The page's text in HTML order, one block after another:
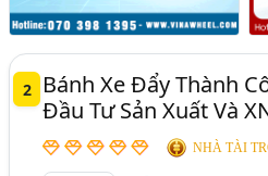
2
Bánh Xe Đẩy Thành
Đầu Tư Sản Xuất Và
NHÀ TÀI